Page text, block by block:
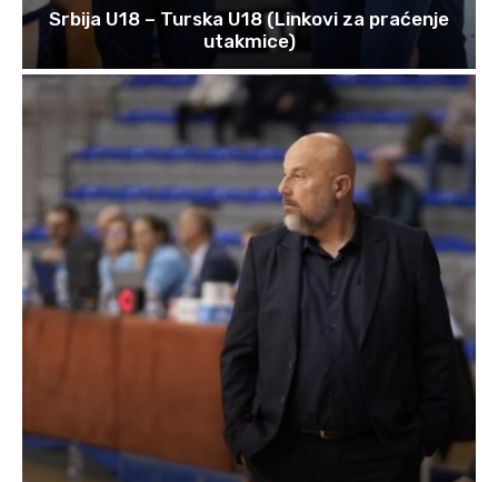
Srbija U18 – Turska U18 (Linkovi za praćenje
utakmice)